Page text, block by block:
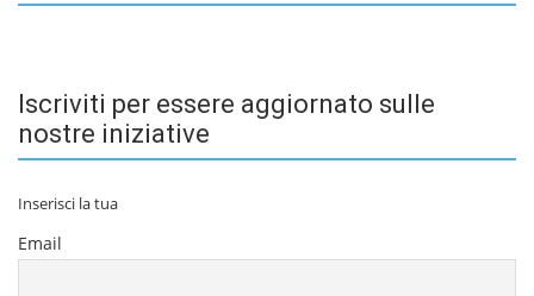
Iscriviti per essere aggiornato sulle
nostre iniziative
Inserisci la tua
Email